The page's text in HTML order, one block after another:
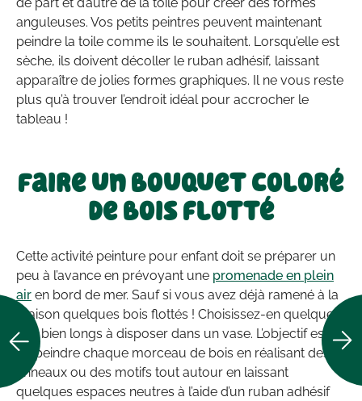
anguleuses. Vos petits peintres peuvent maintenant
peindre la toile comme ils le souhaitent. Lorsqu’elle est
sèche, ils doivent décoller le ruban adhésif, laissant
apparaître de jolies formes graphiques. Il ne vous reste
plus qu’à trouver l’endroit idéal pour accrocher le
tableau !
Faire un bouquet coloré
de bois flotté
Cette activité peinture pour enfant doit se préparer un
peu à l’avance en prévoyant une promenade en plein
air en bord de mer. Sauf si vous avez déjà ramené à la
maison quelques bois flottés ! Choisissez-en quelques-
uns bien longs à disposer dans un vase. L’objectif est
de peindre chaque morceau de bois en réalisant des
anneaux ou des motifs tout autour en laissant
quelques espaces neutres à l’aide d’un ruban adhésif